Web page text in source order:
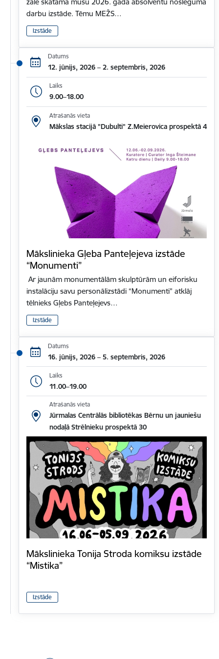
darbu izstāde. Tēmu MEŽS…
Izstāde
Datums
12. jūnijs, 2026 – 2. septembris, 2026
Laiks
9.00–18.00
Atrašanās vieta
Mākslas stacijā "Dubulti" Z.Meierovica prospektā 4
Mākslinieka Gļeba Panteļejeva izstāde
“Monumenti”
Ar jaunām monumentālām skulptūrām un eiforisku
instalāciju savu personālizstādi “Monumenti” atklāj
tēlnieks Gļebs Panteļejevs…
Izstāde
Datums
16. jūnijs, 2026 – 5. septembris, 2026
Laiks
11.00–19.00
Atrašanās vieta
Jūrmalas Centrālās bibliotēkas Bērnu un jauniešu
nodaļā Strēlnieku prospektā 30
Mākslinieka Tonija Stroda komiksu izstāde
“Mistika”
Izstāde